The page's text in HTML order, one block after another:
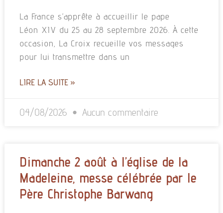
La France s’apprête à accueillir le pape
Léon XIV du 25 au 28 septembre 2026. À cette
occasion, La Croix recueille vos messages
pour lui transmettre dans un
LIRE LA SUITE »
04/08/2026 Aucun commentaire
Dimanche 2 août à l’église de la
Madeleine, messe célébrée par le
Père Christophe Barwang